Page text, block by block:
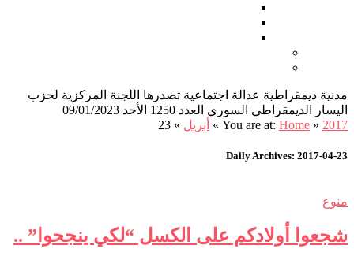
مدنية ديمقراطية عدالة اجتماعية تصدرها اللجنة المركزية لحزب
اليسار الديمقراطي السوري العدد 1250 الأحد 09/01/2023
You are at: Home » 2017
» أبريل »
23
Daily Archives: 2017-04-23
منوع
شجعوا أولادكم على الكسل “لكي ينجحوا” ..